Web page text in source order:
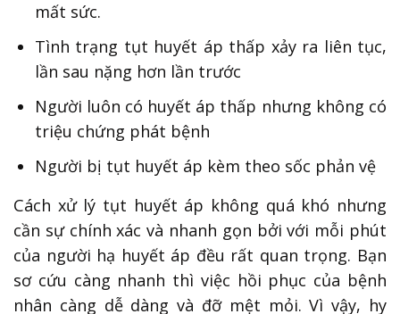
mất sức.
Tình trạng tụt huyết áp thấp xảy ra liên tục,
lần sau nặng hơn lần trước
Người luôn có huyết áp thấp nhưng không có
triệu chứng phát bệnh
Người bị tụt huyết áp kèm theo sốc phản vệ
Cách xử lý tụt huyết áp không quá khó nhưng
cần sự chính xác và nhanh gọn bởi với mỗi phút
của người hạ huyết áp đều rất quan trọng. Bạn
sơ cứu càng nhanh thì việc hồi phục của bệnh
nhân càng dễ dàng và đỡ mệt mỏi. Vì vậy, hy